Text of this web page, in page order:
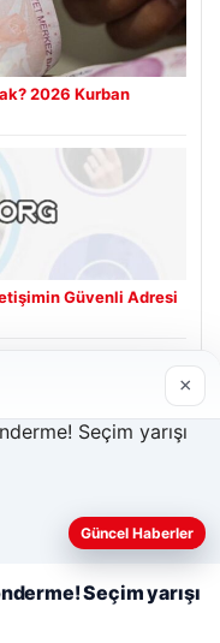
2026 Kurban
Güvenli Adresi
iyi anlayabilmek,
×
Güncel Haberler
Seçim yarışı